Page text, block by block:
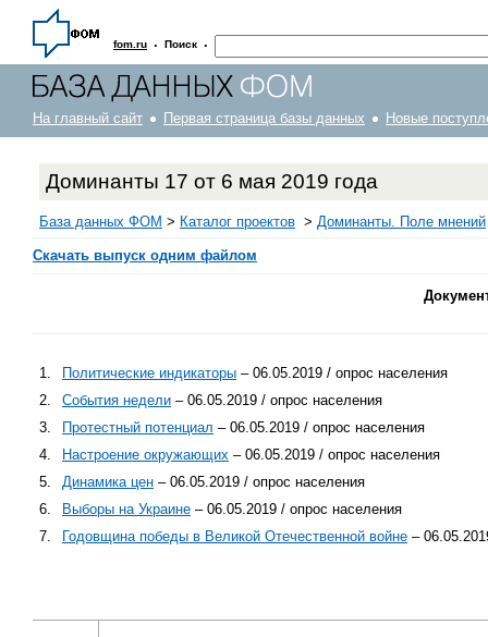
fom.ru · Поиск ·
На главный сайт Первая страница базы данных Новые
Доминанты 17 от 6 мая 2019 года
База данных ФОМ > Каталог проектов > Доминанты. Поле мнений
Скачать выпуск одним файлом
1. Политические индикаторы – 06.05.2019 / опрос населения
2.
События недели – 06.05.2019 / опрос населения
3.
Протестный потенциал – 06.05.2019 / опрос населения
4.
Настроение окружающих – 06.05.2019 / опрос населения
5.
Динамика цен – 06.05.2019 / опрос населения
6.
Выборы на Украине – 06.05.2019 / опрос населения
7.
Годовщина победы в Великой Отечественной войне –